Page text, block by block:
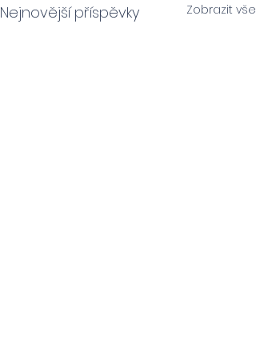
Nejnovější příspěvky Zobrazit vše